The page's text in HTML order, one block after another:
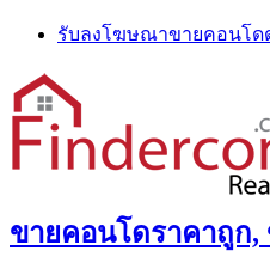
Skip
content
รับลงโฆษณาขายคอนโด
ขายคอนโดราคาถูก,